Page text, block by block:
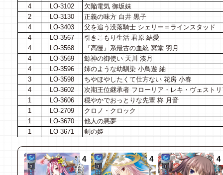
4
LO-3102
欠陥電気 御坂妹
2
LO-3130
正義の味方 白井 黒子
4
LO-3403
父を追う没落騎士 シェリー＝ラインスタッド
4
LO-3567
引きこもり生活 君原 結愛
4
LO-3568
『高慢』系最古の血統 冥堂 羽月
4
LO-3569
鯨神の御使い 天川 湊月
4
LO-3596
姉のような幼馴染 小鳥遊 紬
3
LO-3598
ちやほやしたくて仕方ない 花房 小春
4
LO-3602
次期王位継承者 フローリア・レキ・ヴェスト
1
LO-3606
穏やかでおっとりな先輩 柊 月音
1
LO-2709
クロノ・クロック
1
LO-3670
他人の悪夢
1
LO-3671 剣の姫
4 4 4